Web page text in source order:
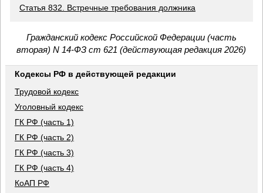
Статья 832. Встречные требования должника
Гражданский кодекс Российской Федерации (часть
вторая) N 14-ФЗ ст 621 (действующая редакция 2026)
Кодексы РФ в действующей редакции
Трудовой кодекс
Уголовный кодекс
ГК РФ (часть 1)
ГК РФ (часть 2)
ГК РФ (часть 3)
ГК РФ (часть 4)
КоАП РФ